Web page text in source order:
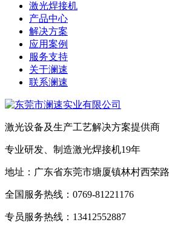
激光焊接机
产品中心
解决方案
应用案例
服务支持
关于澜速
联系澜速
激光设备及生产工艺解决方案提供商
专业研发、制造激光焊接机19年
地址：广东省东莞市塘厦镇林村西荣
全国服务热线：0769-81221176
专员服务热线：13412552887